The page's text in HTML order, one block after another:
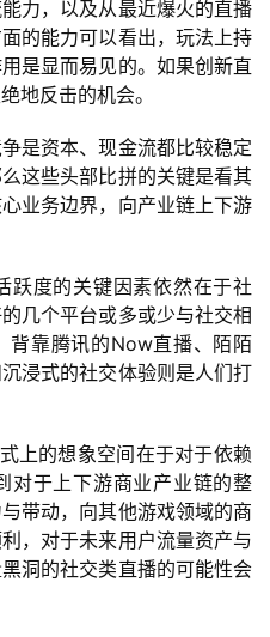
力，以及从最近爆火的直播
的能力可以看出，玩法上持
是显而易见的。如果创新直
地反击的机会。
是资本、现金流都比较稳定
这些头部比拼的关键是看其
业务边界，向产业链上下游
跃度的关键因素依然在于社
几个平台或多或少与社交相
背靠腾讯的Now直播、陌陌
浸式的社交体验则是人们打
上的想象空间在于对于依赖
对于上下游商业产业链的整
带动，向其他游戏领域的商
，对于未来用户流量资产与
洞的社交类直播的可能性会